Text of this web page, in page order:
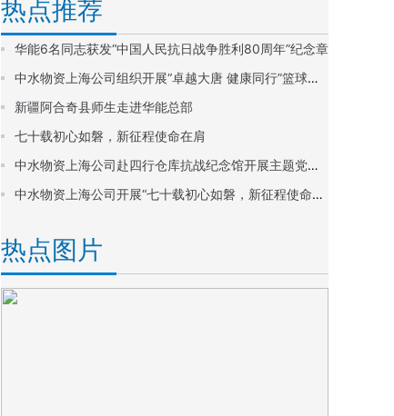
热点推荐
华能6名同志获发“中国人民抗日战争胜利80周年”纪念章
中水物资上海公司组织开展“卓越大唐 健康同行”篮球比赛活动
新疆阿合奇县师生走进华能总部
七十载初心如磐，新征程使命在肩
中水物资上海公司赴四行仓库抗战纪念馆开展主题党日活动
中水物资上海公司开展“七十载初心如磐，新征程使命在肩”主题党日活动
热点图片